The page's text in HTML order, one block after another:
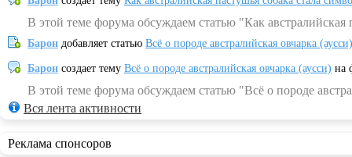
В этой теме форума обсуждаем статью "Как
Барон добавляет статью Всё о породе австралийская овчарка (аусси)
Барон создает тему Всё о породе австралийская овчарка (аусси) на
В этой теме форума обсуждаем статью "Всё о породе
Вся лента активности
Реклама спонсоров